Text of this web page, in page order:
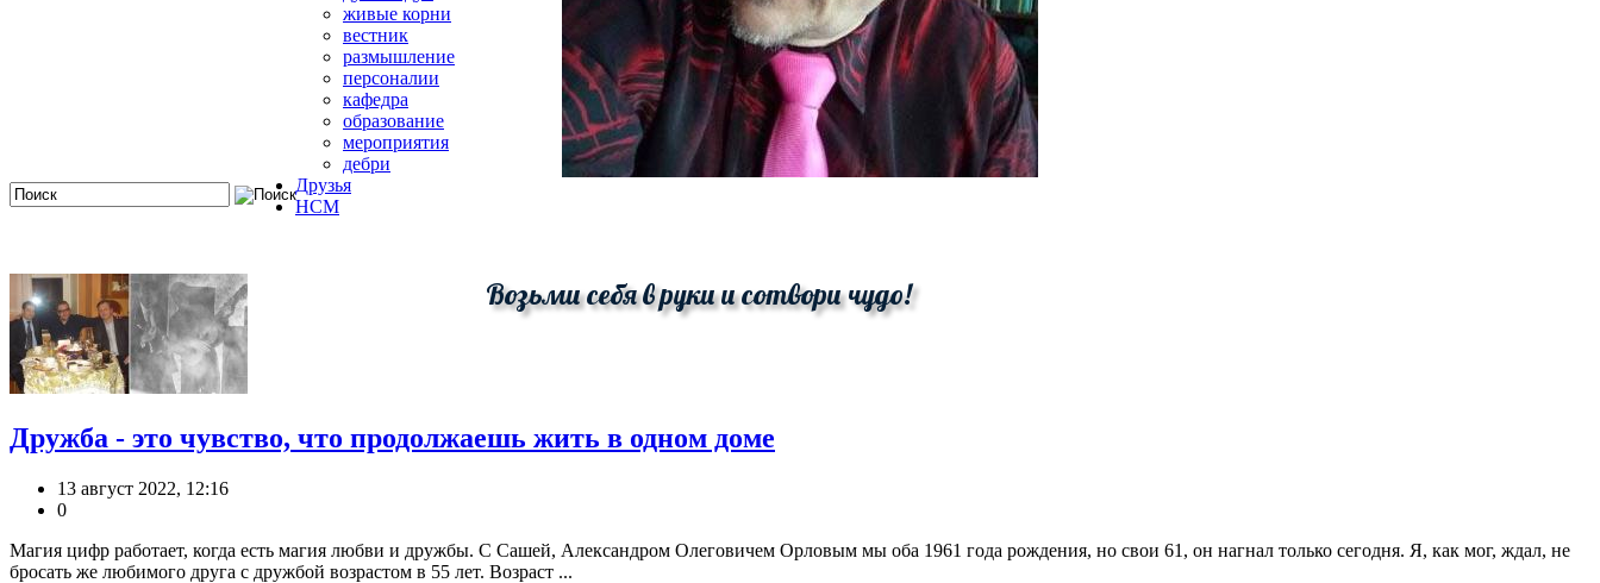
Возьми себя в руки и сотвори чудо!
живые корни
вестник
размышление
персоналии
кафедра
образование
мероприятия
дебри
Друзья
HCM
Дружба - это чувство, что продолжаешь жить в одном доме
13 август 2022, 12:16
0
Магия цифр работает, когда есть магия любви и дружбы. С Сашей, Александром Олеговичем Орловым мы оба 1961 года рождения, но свои 61, он нагнал только сегодня. Я, как мог, ждал, не
бросать же любимого друга с дружбой возрастом в 55 лет. Возраст ...